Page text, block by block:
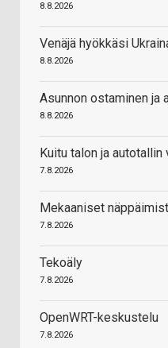
8.8.2026
Venäjä hyökkäsi
8.8.2026
Asunnon ostaminen ja
8.8.2026
Kuitu talon ja autotallin
7.8.2026
Mekaaniset
7.8.2026
Tekoäly
7.8.2026
OpenWRT-keskustelu
7.8.2026